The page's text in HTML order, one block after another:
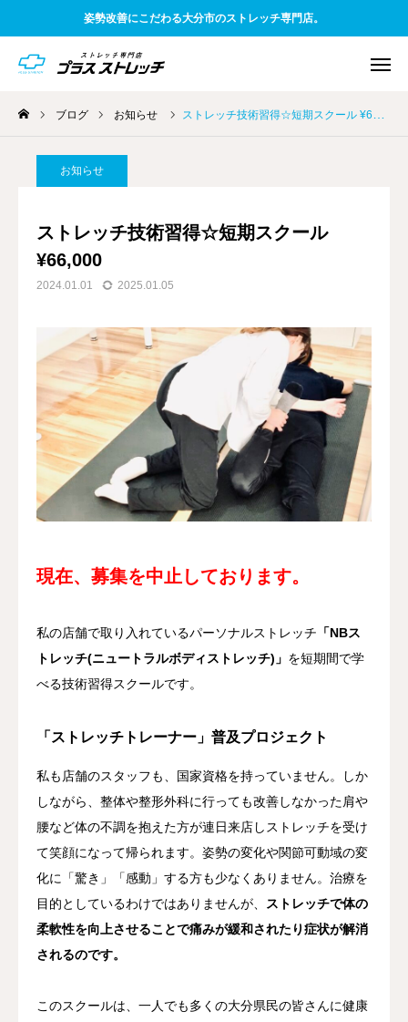
姿勢改善にこだわる大分市のストレッチ専門店。
ブログ お知らせ ストレッチ技術習得☆短期スクール ¥66,000
お知らせ
ストレッチ技術習得☆短期スクール
¥66,000
2024.01.01 2025.01.05
現在、募集を中止しております。
私の店舗で取り入れているパーソナルストレッチ 「NBス
トレッチ(ニュートラルボディストレッチ)」 を短期間で学
べる技術習得スクールです。
「ストレッチトレーナー」普及プロジェクト
私も店舗のスタッフも、国家資格を持っていません。しか
しながら、整体や整形外科に行っても改善しなかった肩や
腰など体の不調を抱えた方が連日来店しストレッチを受け
て笑顔になって帰られます。姿勢の変化や関節可動域の変
化に「驚き」「感動」する方も少なくありません。治療を
目的としているわけではありませんが、
ストレッチで体の
柔軟性を向上させることで痛みが緩和されたり症状が解消
されるのです。
このスクールは、一人でも多くの大分県民の皆さんに健康
WEB予約
電話予約
TOP
一般お客様向け
企業様向け
料金案内
当店について
ご予約/お問合せ